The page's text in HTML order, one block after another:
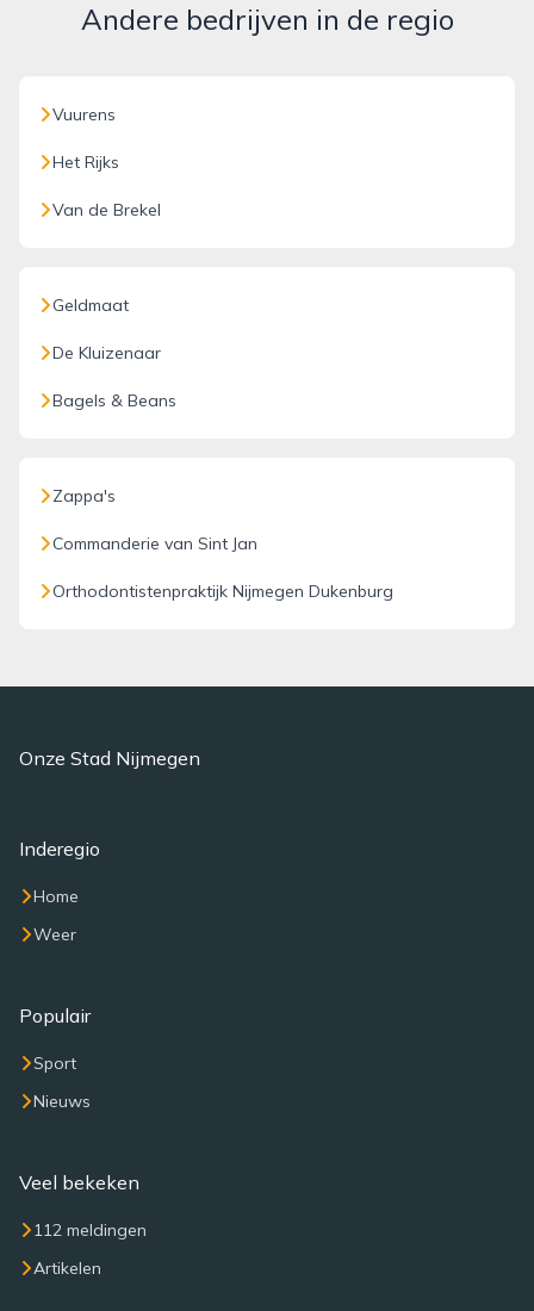
Andere bedrijven in de regio
Vuurens
Het Rijks
Van de Brekel
Geldmaat
De Kluizenaar
Bagels & Beans
Zappa's
Commanderie van Sint Jan
Orthodontistenpraktijk Nijmegen Dukenburg
Onze Stad Nijmegen
Inderegio
Home
Weer
Populair
Sport
Nieuws
Veel bekeken
112 meldingen
Artikelen